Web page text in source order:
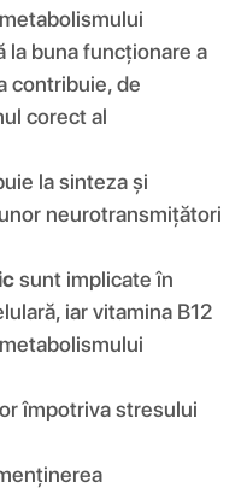
la buna funcționare a
contribuie, de
corect al
la sinteza și
neurotransmițători
sunt implicate în
iar vitamina B12
împotriva stresului